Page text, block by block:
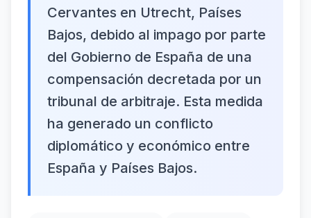
Cervantes en Utrecht, Países
Bajos, debido al impago por parte
del Gobierno de España de una
compensación decretada por un
tribunal de arbitraje. Esta medida
ha generado un conflicto
diplomático y económico entre
España y Países Bajos.